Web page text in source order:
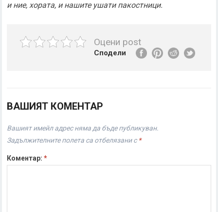
и ние, хората, и нашите ушати пакостници.
Оцени post
Сподели
ВАШИЯТ КОМЕНТАР
Вашият имейл адрес няма да бъде публикуван.
Задължителните полета са отбелязани с *
Коментар:*